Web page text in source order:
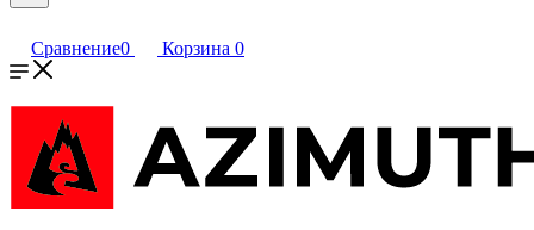
Сравнение0 Корзина 0